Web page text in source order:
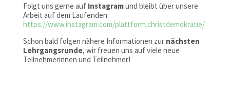
Folgt uns gerne auf Instagramund bleibt über unsere
Arbeit auf dem Laufenden:
https://www.instagram.com/plattform.christdemokratie/
Schon bald folgen nähere Informationen zur nächsten
Lehrgangsrunde, wir freuen uns auf viele neue
Teilnehmerinnen und Teilnehmer!